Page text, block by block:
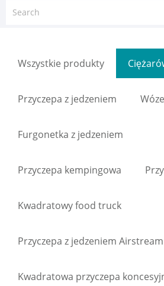
Wszystkie produkty
Przyczepa z jedzeniem
Furgonetka z jedzeniem
Przyczepa kempingowa
Kwadratowy food truck
Przyczepa z jedzeniem Airstream
Kwadratowa przyczepa